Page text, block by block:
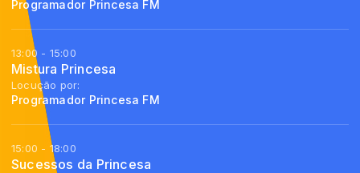
Programador Princesa FM
13:00 - 15:00
Mistura Princesa
Locução por:
Programador Princesa FM
15:00 - 18:00
Sucessos da Princesa